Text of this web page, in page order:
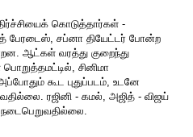
கொடுத்தார்கள் -
பேரடைஸ், சப்னா தியேட்டர் போன்ற
ஆட்கள் வரத்து குறைந்து
சினிமா
கூட புதுப்படம், உடனே
ரஜினி - கமல், அஜித் - விஜய்